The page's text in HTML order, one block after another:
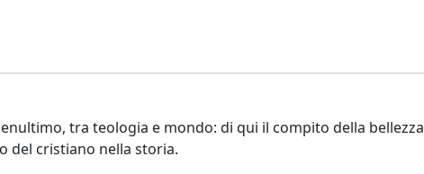
tra teologia e mondo: di qui il compito della bellezza
del cristiano nella storia.